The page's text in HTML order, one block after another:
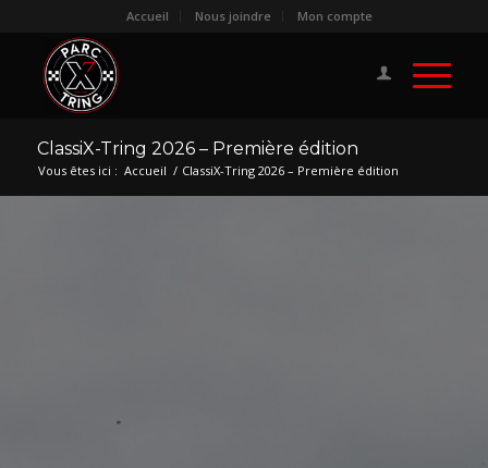
Accueil Nous joindre Mon compte
ClassiX-Tring 2026 – Première édition
Vous êtes ici : Accueil / ClassiX-Tring 2026 – Première édition